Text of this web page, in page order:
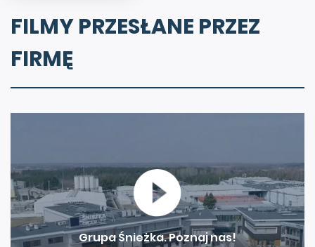
FILMY PRZESŁANE PRZEZ
FIRMĘ
Grupa Śnieżka. Poznaj nas!